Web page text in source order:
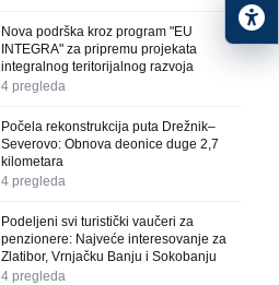
Nova podrška kroz program "EU
INTEGRA" za pripremu projekata
integralnog teritorijalnog razvoja
4 pregleda
Počela rekonstrukcija puta Drežnik–
Severovo: Obnova deonice duge 2,7
kilometara
4 pregleda
Podeljeni svi turistički vaučeri za
penzionere: Najveće interesovanje za
Zlatibor, Vrnjačku Banju i Sokobanju
4 pregleda